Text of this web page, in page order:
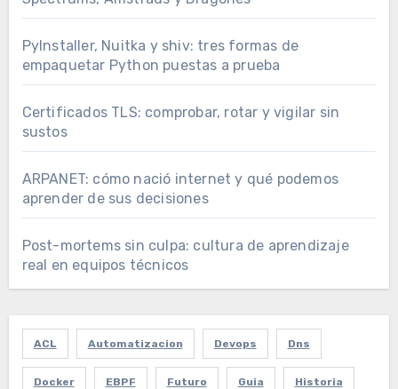
PyInstaller, Nuitka y shiv: tres formas de
empaquetar Python puestas a prueba
Certificados TLS: comprobar, rotar y vigilar sin
sustos
ARPANET: cómo nació internet y qué podemos
aprender de sus decisiones
Post-mortems sin culpa: cultura de aprendizaje
real en equipos técnicos
ACL Automatizacion Devops Dns
Docker EBPF Futuro Guia Historia